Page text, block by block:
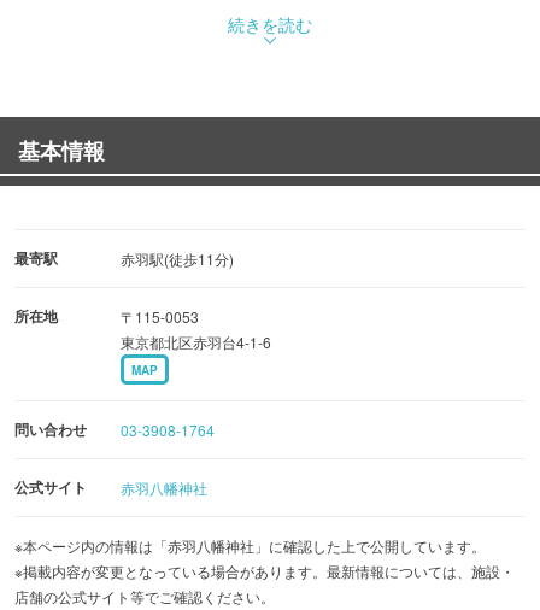
したと伝わる同社。そのことから、勝運守護の神として広
江戸時代からは岩淵郷五ヵ村（赤羽根村・下村・袋村・稲
付村・岩淵宿）の総鎮守となり、現在に至っています。
り、真下を新幹線が行き来している点。境内の南端から
られるため、鉄道好きの参拝者にも人気を集めています。
続きを読む
基本情報
最寄駅 赤羽駅(徒歩11分)
所在地
〒115-0053
東京都北区赤羽台4-1-6
MAP
問い合わせ 03-3908-1764
公式サイト 赤羽八幡神社
※本ページ内の情報は「赤羽八幡神社」に確認した上で公開しています。
※掲載内容が変更となっている場合があります。最新情報については、施設・
店舗の公式サイト等でご確認ください。